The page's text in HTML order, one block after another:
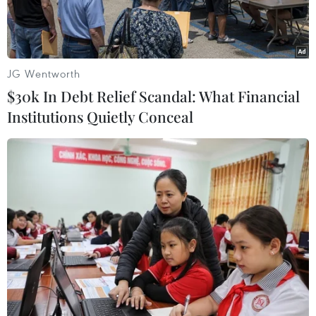
Ngoại trưởng Philippines Teodoro Locsin. (Nguồn: Rappler)
Ngày 9/8, Philippines tuyên bố sẽ trao công hàm
phản đối về sự hiện diện của 2 tàu khảo sát của
Trung Quốc trong vùng đặc quyền kinh tế (EEZ)
của nước này.
JG Wentworth
$30k In Debt Relief Scandal: What Financial
Institutions Quietly Conceal